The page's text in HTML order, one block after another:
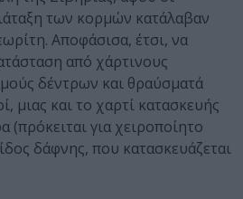
των κορμών κατάλαβαν
Αποφάσισα, έτσι, να
από χάρτινους
δέντρων και θραύσματά
μιας και το χαρτί κατασκευής
(πρόκειται για χειροποίητο
δάφνης, που κατασκευάζεται